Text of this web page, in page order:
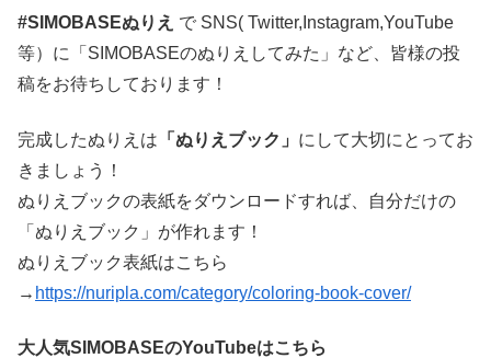
#SIMOBASEぬりえ で SNS( Twitter,Instagram,YouTube
等）に「SIMOBASEのぬりえしてみた」など、皆様の投
稿をお待ちしております！
完成したぬりえは 「ぬりえブック」 にして大切にとってお
きましょう！
ぬりえブックの表紙をダウンロードすれば、自分だけの
「ぬりえブック」が作れます！
ぬりえブック表紙はこちら
→ https://nuripla.com/category/coloring-book-cover/
大人気SIMOBASEのYouTubeはこちら